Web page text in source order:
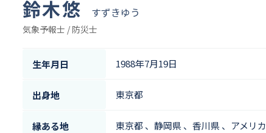
鈴木悠 すずきゆう
気象予報士 / 防災士
生年月日 1988年7月19日
出身地 東京都
縁ある地 東京都 、静岡県 、香川県 、アメリカ